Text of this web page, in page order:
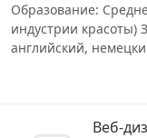
Образование:
индустрии красоты)
английский,
Веб-